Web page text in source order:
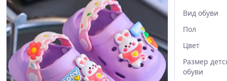
Вид обуви
Пол
Цвет
Размер
обуви